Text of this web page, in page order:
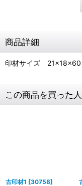
商品詳細
印材サイズ 21×18×60
この商品を買った
古印材1 [30758]